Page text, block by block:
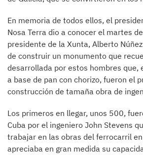
En memoria de todos ellos, el
Nosa Terra dio a conocer el martes
presidente de la Xunta, Alberto
de construir un monumento que
desarrollada por estos hombres
a base de pan con chorizo, fueron el
construcción de tamaña obra de
Los primeros en llegar, unos 500,
Cuba por el ingeniero John Stevens
trabajar en las obras del ferrocarril
apreciaba en gran medida su